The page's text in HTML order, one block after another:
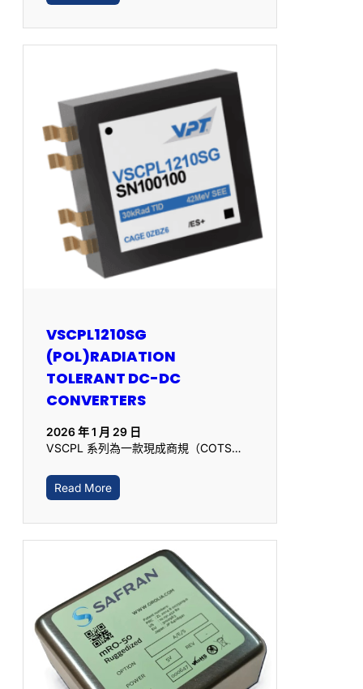
VSCPL1210SG
(POL)RADIATION
TOLERANT DC-DC
CONVERTERS
2026 年 1 月 29 日
VSCPL 系列為一款現成商規（COTS…
Read More